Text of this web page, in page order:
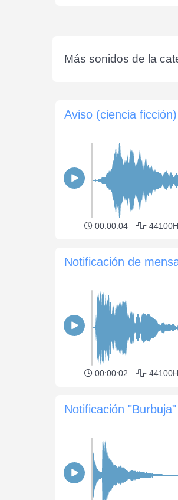
Más sonidos de la
Aviso (ciencia
00:00:04
00:00:02
Notificación "Burbuja"